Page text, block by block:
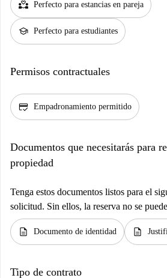
partner_heart Perfecto para estancias en pareja
school Perfecto para estudiantes
Permisos contractuales
credit_score Empadronamiento permitido
Documentos que necesitarás para
propiedad
Tenga estos documentos listos para el
solicitud. Sin ellos, la reserva no se
description Documento de identidad description
Tipo de contrato